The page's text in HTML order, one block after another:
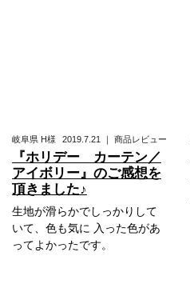
岐阜県 H様 2019.7.21 ｜ 商品レビュー
『ホリデー カーテン／
アイボリー』のご感想を
頂きました♪
生地が滑らかでしっかりして
いて、色も気に 入った色があ
ってよかったです。